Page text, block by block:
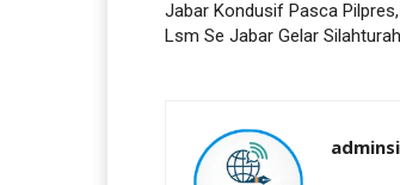
Jabar Kondusif Pasca
Lsm Se Jabar Gelar